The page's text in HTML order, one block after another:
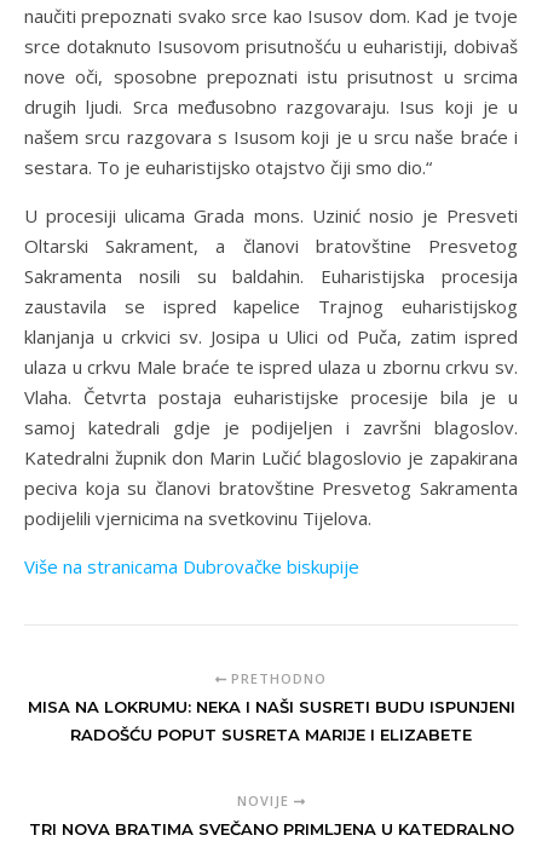
naučiti prepoznati svako srce kao Isusov dom. Kad je tvoje
srce dotaknuto Isusovom prisutnošću u euharistiji, dobivaš
nove oči, sposobne prepoznati istu prisutnost u srcima
drugih ljudi. Srca međusobno razgovaraju. Isus koji je u
našem srcu razgovara s Isusom koji je u srcu naše braće i
sestara. To je euharistijsko otajstvo čiji smo dio.“
U procesiji ulicama Grada mons. Uzinić nosio je Presveti
Oltarski Sakrament, a članovi bratovštine Presvetog
Sakramenta nosili su baldahin. Euharistijska procesija
zaustavila se ispred kapelice Trajnog euharistijskog
klanjanja u crkvici sv. Josipa u Ulici od Puča, zatim ispred
ulaza u crkvu Male braće te ispred ulaza u zbornu crkvu sv.
Vlaha. Četvrta postaja euharistijske procesije bila je u
samoj katedrali gdje je podijeljen i završni blagoslov.
Katedralni župnik don Marin Lučić blagoslovio je zapakirana
peciva koja su članovi bratovštine Presvetog Sakramenta
podijelili vjernicima na svetkovinu Tijelova.
Više na stranicama Dubrovačke biskupije
PRETHODNO
MISA NA LOKRUMU: NEKA I NAŠI SUSRETI BUDU ISPUNJENI
RADOŠĆU POPUT SUSRETA MARIJE I ELIZABETE
NOVIJE
TRI NOVA BRATIMA SVEČANO PRIMLJENA U KATEDRALNO